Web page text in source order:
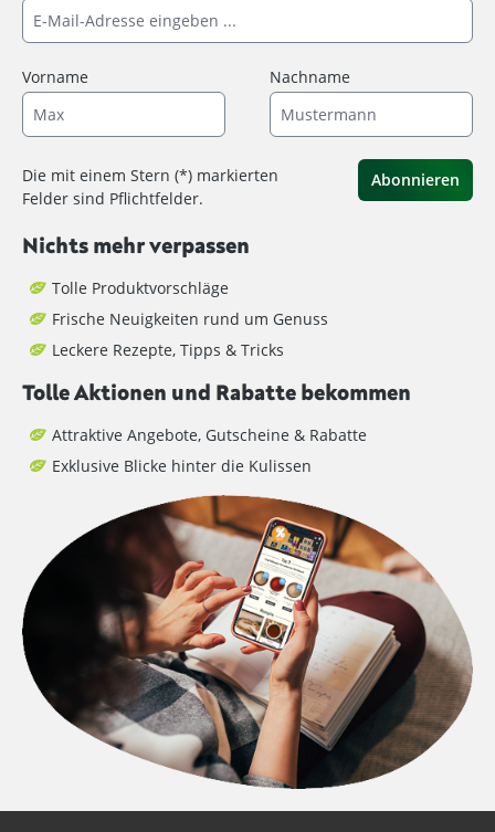
Vorname Nachname
Die mit einem Stern (*) markierten
Felder sind Pflichtfelder.
Abonnieren
Nichts mehr verpassen
Tolle Produktvorschläge
Frische Neuigkeiten rund um Genuss
Leckere Rezepte, Tipps & Tricks
Tolle Aktionen und Rabatte bekommen
Attraktive Angebote, Gutscheine & Rabatte
Exklusive Blicke hinter die Kulissen